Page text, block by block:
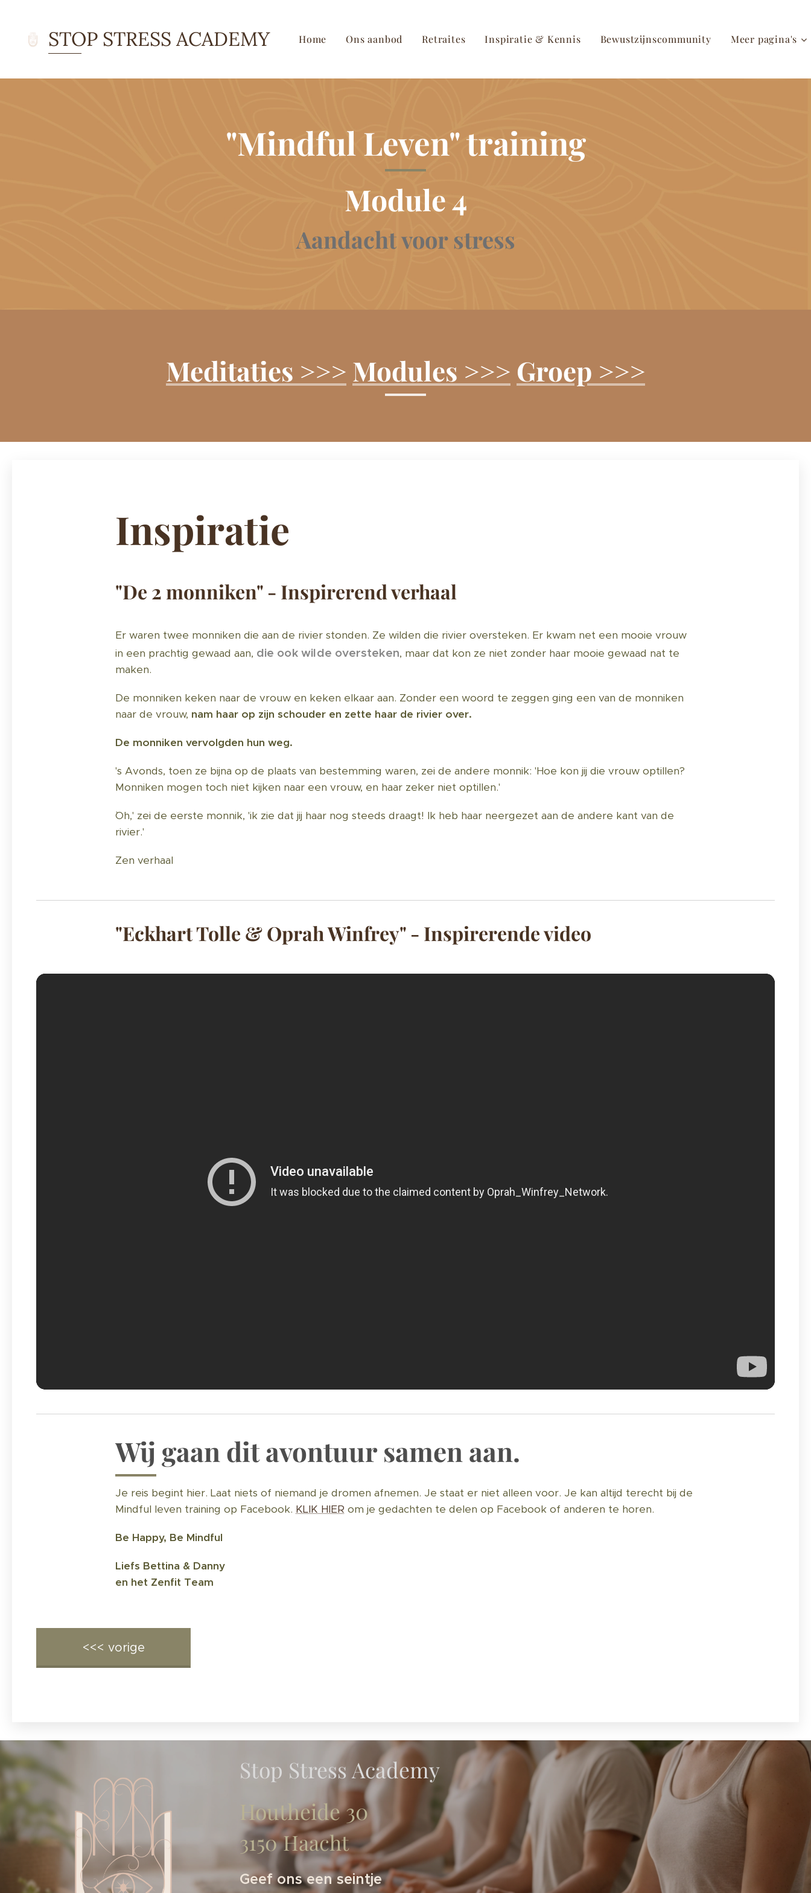
STOP STRESS ACADEMY
Home Ons aanbod Retraites Inspiratie & Kennis Bewustzijnscommunity Meer pagina's
"Mindful Leven" training
Module 4
Aandacht voor stress
Meditaties >>> Modules >>> Groep >>>
Inspiratie
"De 2 monniken" - Inspirerend verhaal
Er waren twee monniken die aan de rivier stonden. Ze wilden die rivier oversteken. Er kwam net een mooie vrouw
in een prachtig gewaad aan, die ook wilde oversteken, maar dat kon ze niet zonder haar mooie gewaad nat te
maken.
De monniken keken naar de vrouw en keken elkaar aan. Zonder een woord te zeggen ging een van de monniken
naar de vrouw, nam haar op zijn schouder en zette haar de rivier over.
De monniken vervolgden hun weg.
's Avonds, toen ze bijna op de plaats van bestemming waren, zei de andere monnik: 'Hoe kon jij die vrouw optillen?
Monniken mogen toch niet kijken naar een vrouw, en haar zeker niet optillen.'
`Oh,' zei de eerste monnik, 'ik zie dat jij haar nog steeds draagt! Ik heb haar neergezet aan de andere kant van de
rivier.'
Zen verhaal
"Eckhart Tolle & Oprah Winfrey" - Inspirerende video
Wij gaan dit avontuur samen aan.
Je reis begint hier. Laat niets of niemand je dromen afnemen. Je staat er niet alleen voor. Je kan altijd terecht bij de
Mindful leven training op Facebook. KLIK HIER om je gedachten te delen op Facebook of anderen te horen.
Be Happy, Be Mindful
Liefs Bettina & Danny
en het Zenfit Team
<<< vorige
Stop Stress Academy
Houtheide 30
3150 Haacht
Geef ons een seintje